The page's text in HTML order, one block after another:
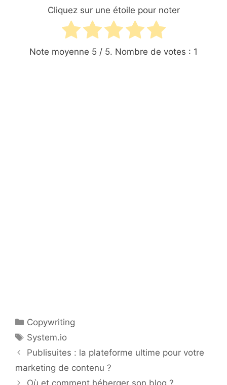
Cliquez sur une étoile pour noter
Note moyenne 5 / 5. Nombre de votes : 1
Catégories
Copywriting
Étiquettes
System.io
Publisuites : la plateforme ultime pour votre
marketing de contenu ?
Où et comment héberger son blog ?